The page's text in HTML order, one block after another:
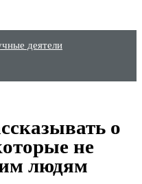
деятели
о
не
людям